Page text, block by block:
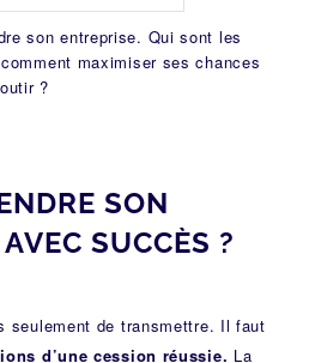
son entreprise. Qui sont les
maximiser ses chances
?
SON
SUCCÈS ?
seulement de transmettre. Il faut
d’une cession réussie. La